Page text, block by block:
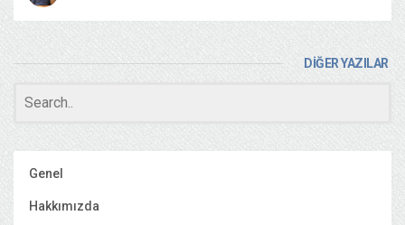
DİĞER YAZILAR
Genel
Hakkımızda